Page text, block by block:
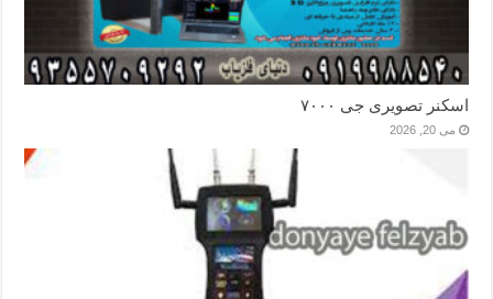
اسکنر تصویری جی ۷۰۰۰
می 20, 2026